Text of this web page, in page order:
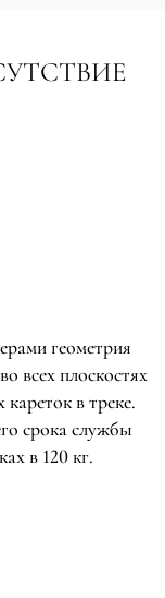
геометрия
всех плоскостях
в треке.
срока службы
в 120 кг.